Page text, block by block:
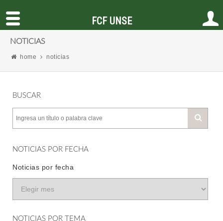
NOTICIAS
home noticias
BUSCAR
NOTICIAS POR FECHA
Noticias por fecha
NOTICIAS POR TEMA
FCF UNSE